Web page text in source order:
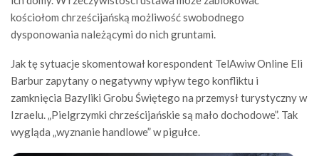
kościołom chrześcijańską możliwość swobodnego
dysponowania należącymi do nich gruntami.
Jak tę sytuacje skomentował korespondent TelAwiw Online Eli
Barbur zapytany o negatywny wpływ tego konfliktu i
zamknięcia Bazyliki Grobu Świętego na przemysł turystyczny w
Izraelu. „Pielgrzymki chrześcijańskie są mało dochodowe”. Tak
wygląda „wyznanie handlowe” w pigułce.